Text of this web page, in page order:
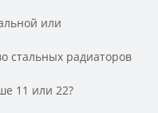
или
стальных радиаторов
11 или 22?